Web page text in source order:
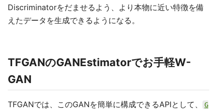
Discriminatorをだませるよう、より本物に近い特徴を備
えたデータを生成できるようになる。
TFGANのGANEstimatorでお手軽W-
GAN
TFGANでは、このGANを簡単に構成できるAPIとして、
G